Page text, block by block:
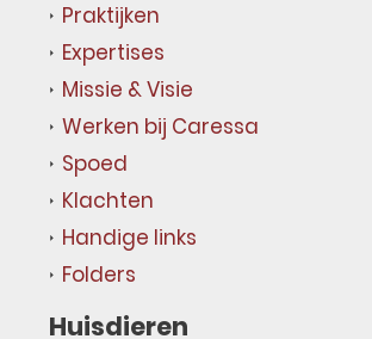
Praktijken
Expertises
Missie & Visie
Werken bij Caressa
Spoed
Klachten
Handige links
Folders
Huisdieren